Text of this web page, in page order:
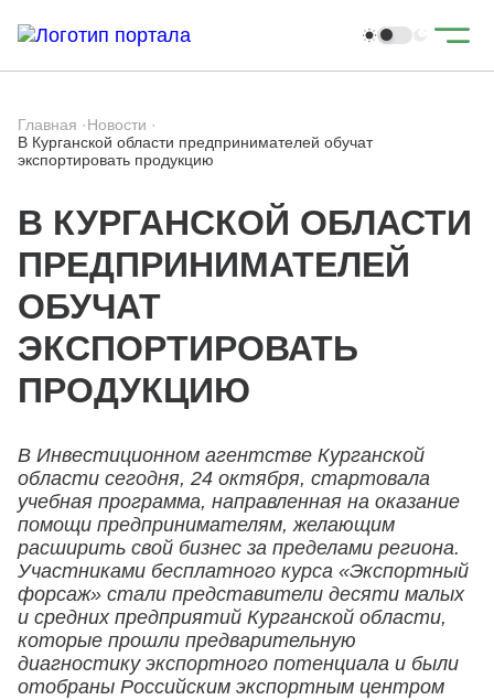
Главная ·Новости ·
В Курганской области предпринимателей обучат
экспортировать продукцию
В КУРГАНСКОЙ ОБЛАСТИ
ПРЕДПРИНИМАТЕЛЕЙ
ОБУЧАТ
ЭКСПОРТИРОВАТЬ
ПРОДУКЦИЮ
В Инвестиционном агентстве Курганской
области сегодня, 24 октября, стартовала
учебная программа, направленная на оказание
помощи предпринимателям, желающим
расширить свой бизнес за пределами региона.
Участниками бесплатного курса «Экспортный
форсаж» стали представители десяти малых
и средних предприятий Курганской области,
которые прошли предварительную
диагностику экспортного потенциала и были
отобраны Российским экспортным центром